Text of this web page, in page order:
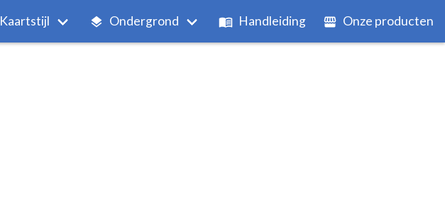
Kaartstijl Ondergrond Handleiding Onze producten